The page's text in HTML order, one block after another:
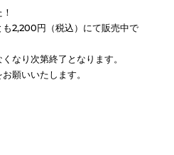
2,200円（税込）にて販売中で
なり次第終了となります。
願いいたします。